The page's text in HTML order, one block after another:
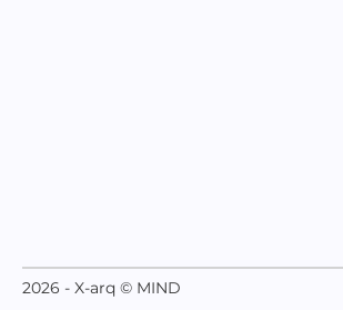
2026 - X-arq © MIND